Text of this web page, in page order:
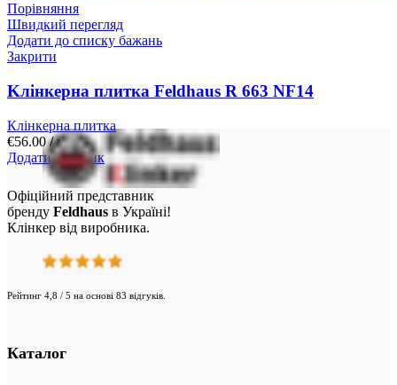
Порівняння
Швидкий перегляд
Додати до списку бажань
Закрити
Kлінкерна плитка Feldhaus R 663 NF14
Клінкерна плитка
€56.00/ м²
Додати у кошик
Офіційний представник
бренду Feldhaus в Україні!
Клінкер від виробника.
Рейтинг 4,8 / 5 на основі 83 відгуків.
Каталог